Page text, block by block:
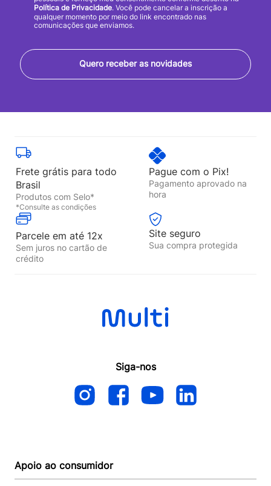
Quero receber as novidades
Política de Privacidade. Você pode cancelar a inscrição a
qualquer momento por meio do link encontrado nas
comunicações que enviamos.
Frete grátis para todo
Brasil
Produtos com Selo*
*Consulte as condições
Pague com o Pix!
Pagamento aprovado na
hora
Parcele em até 12x
Sem juros no cartão de
crédito
Site seguro
Sua compra protegida
Siga-nos
Apoio ao consumidor